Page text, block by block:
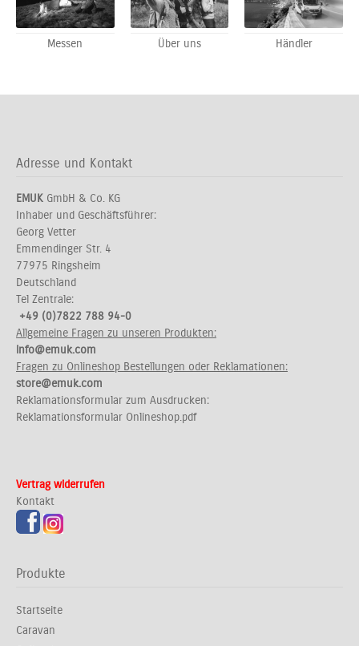
Messen Über uns Händler
Adresse und Kontakt
EMUK GmbH & Co. KG
Inhaber und Geschäftsführer:
Georg Vetter
Emmendinger Str. 4
77975 Ringsheim
Deutschland
Tel Zentrale:
+49 (0)7822 788 94-0
Allgemeine Fragen zu unseren Produkten:
info@emuk.com
Fragen zu Onlineshop Bestellungen oder Reklamationen:
store@emuk.com
Reklamationsformular zum Ausdrucken:
Reklamationsformular Onlineshop.pdf
Vertrag widerrufen
Kontakt
Produkte
Startseite
Caravan